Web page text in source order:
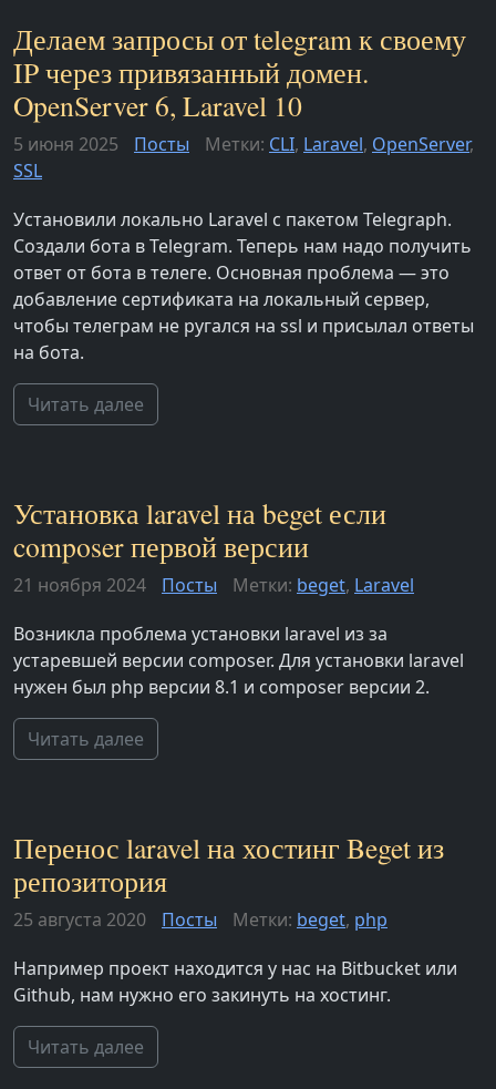
Делаем запросы от telegram к своему
IP через привязанный домен.
OpenServer 6, Laravel 10
5 июня 2025 Посты Метки: CLI, Laravel, OpenServer,
SSL
Установили локально Laravel с пакетом Telegraph.
Создали бота в Telegram. Теперь нам надо получить
ответ от бота в телеге. Основная проблема — это
добавление сертификата на локальный сервер,
чтобы телеграм не ругался на ssl и присылал ответы
на бота.
Читать далее
Установка laravel на beget если
composer первой версии
21 ноября 2024 Посты Метки: beget, Laravel
Возникла проблема установки laravel из за
устаревшей версии composer. Для установки laravel
нужен был php версии 8.1 и composer версии 2.
Читать далее
Перенос laravel на хостинг Beget из
репозитория
25 августа 2020 Посты Метки: beget, php
Например проект находится у нас на Bitbucket или
Github, нам нужно его закинуть на хостинг.
Читать далее